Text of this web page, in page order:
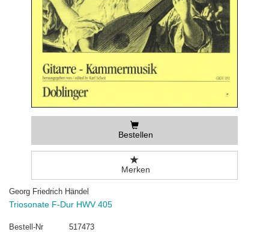
Bestellen
Merken
Georg Friedrich Händel
Triosonate F-Dur HWV 405
Bestell-Nr
517473